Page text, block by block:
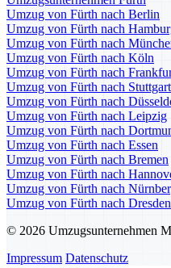
Umzug von Fürth nach Berlin
Umzug von Fürth nach
Umzug von Fürth nach
Umzug von Fürth nach Köln
Umzug von Fürth nach
Umzug von Fürth nach Stuttgart
Umzug von Fürth nach
Umzug von Fürth nach Leipzig
Umzug von Fürth nach
Umzug von Fürth nach Essen
Umzug von Fürth nach Bremen
Umzug von Fürth nach
Umzug von Fürth nach
Umzug von Fürth nach Dresden
© 2026 Umzugsunternehmen
Impressum Datenschutz